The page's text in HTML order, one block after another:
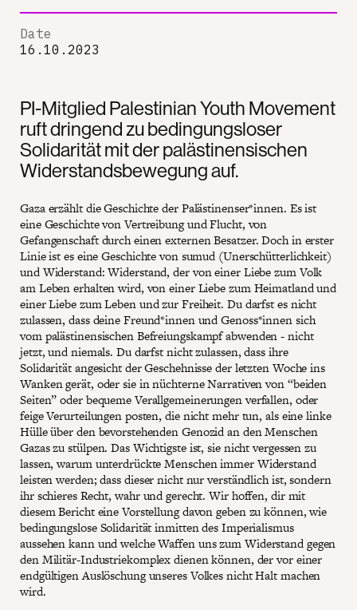
PI-Mitglied Palestinian Youth Movement
ruft dringend zu bedingungsloser
Solidarität mit der palästinensischen
Widerstandsbewegung auf.
Gaza erzählt die Geschichte der Palästinenser*innen. Es ist
eine Geschichte von Vertreibung und Flucht, von
Gefangenschaft durch einen externen Besatzer. Doch in erster
Linie ist es eine Geschichte von sumud (Unerschütterlichkeit)
und Widerstand: Widerstand, der von einer Liebe zum Volk
am Leben erhalten wird, von einer Liebe zum Heimatland und
einer Liebe zum Leben und zur Freiheit. Du darfst es nicht
zulassen, dass deine Freund*innen und Genoss*innen sich
vom palästinensischen Befreiungskampf abwenden - nicht
jetzt, und niemals. Du darfst nicht zulassen, dass ihre
Solidarität angesicht der Geschehnisse der letzten Woche ins
Wanken gerät, oder sie in nüchterne Narrativen von “beiden
Seiten” oder bequeme Verallgemeinerungen verfallen, oder
feige Verurteilungen posten, die nicht mehr tun, als eine linke
Hülle über den bevorstehenden Genozid an den Menschen
Gazas zu stülpen. Das Wichtigste ist, sie nicht vergessen zu
lassen, warum unterdrückte Menschen immer Widerstand
leisten werden; dass dieser nicht nur verständlich ist, sondern
ihr schieres Recht, wahr und gerecht. Wir hoffen, dir mit
diesem Bericht eine Vorstellung davon geben zu können, wie
bedingungslose Solidarität inmitten des Imperialismus
aussehen kann und welche Waffen uns zum Widerstand gegen
den Militär-Industriekomplex dienen können, der vor einer
endgültigen Auslöschung unseres Volkes nicht Halt machen
wird.
Date
16.10.2023